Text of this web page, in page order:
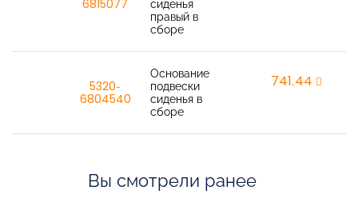
6815077
сиденья
правый в
сборе
5320-
6804540
Основание
подвески
сиденья в
сборе
741,44
Вы смотрели ранее